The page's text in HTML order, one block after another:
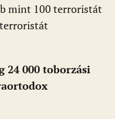
mint 100 terroristát
24 000 toborzási